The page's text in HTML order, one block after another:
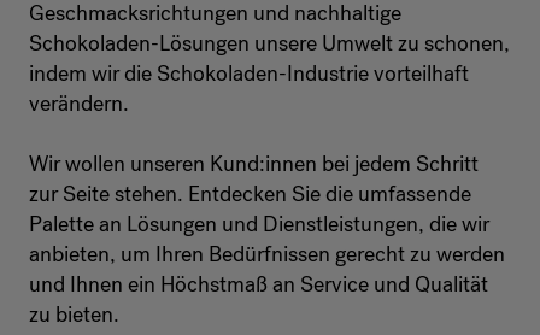
Geschmacksrichtungen und nachhaltige
Schokoladen-Lösungen unsere Umwelt zu schonen,
indem wir die Schokoladen-Industrie vorteilhaft
verändern.
Wir wollen unseren Kund:innen bei jedem Schritt
zur Seite stehen. Entdecken Sie die umfassende
Palette an Lösungen und Dienstleistungen, die wir
anbieten, um Ihren Bedürfnissen gerecht zu werden
und Ihnen ein Höchstmaß an Service und Qualität
zu bieten.